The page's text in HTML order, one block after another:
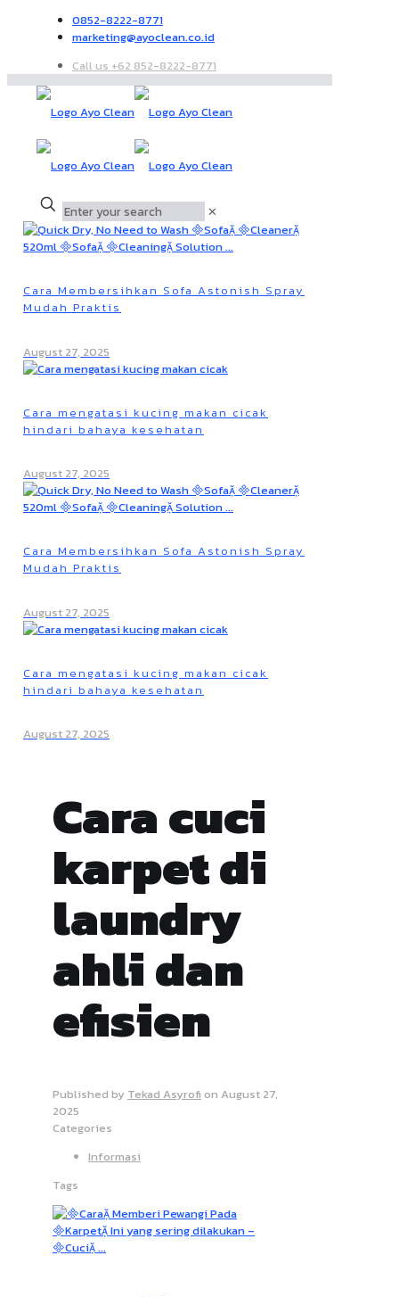
0852-8222-8771
marketing@ayoclean.co.id
Call us +62 852-8222-8771
✕
Cara Membersihkan Sofa Astonish Spray
Mudah Praktis
August 27, 2025
Cara mengatasi kucing makan cicak
hindari bahaya kesehatan
August 27, 2025
Cara Membersihkan Sofa Astonish Spray
Mudah Praktis
August 27, 2025
Cara mengatasi kucing makan cicak
hindari bahaya kesehatan
August 27, 2025
Cara cuci
karpet di
laundry
ahli dan
efisien
Published by Tekad Asyrofi on August 27,
2025
Categories
Informasi
Tags